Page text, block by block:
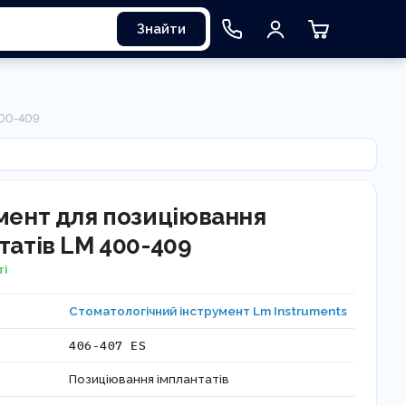
Знайти
409
для позиціювання
LM 400-409
Стоматологічний інструмент Lm Instruments
406-407 ES
Позиціювання імплантатів